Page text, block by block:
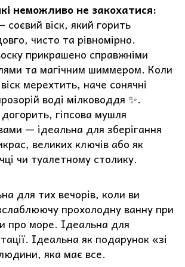
неможливо не закохатися:
віск, який горить
чисто та рівномірно.
прикрашено справжніми
та магічним шиммером. Коли
мерехтить, наче сонячні
воді мілководдя ✨.
гіпсова мушля
— ідеальна для зберігання
великих ключів або як
чи туалетному столику.
для тих вечорів, коли ви
прохолодну ванну при
про море. Ідеальна для
Ідеальна як подарунок «зі
яка має все.